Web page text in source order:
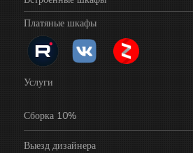
Платяные шкафы
Услуги
Сборка 10%
Выезд дизайнера